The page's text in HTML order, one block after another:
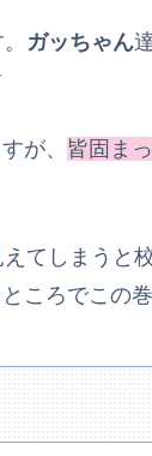
ガッちゃん
が、 皆固ま
てしまうと
ころでこの